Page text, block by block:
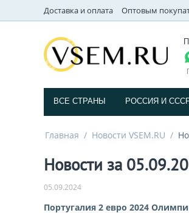
Доставка и оплата Оптовым
ВСЕ СТРАНЫ РОССИЯ И
Главная / Новости VSEM.RU /
Новости за
05.09.2024
Португалия 2 евро 2024